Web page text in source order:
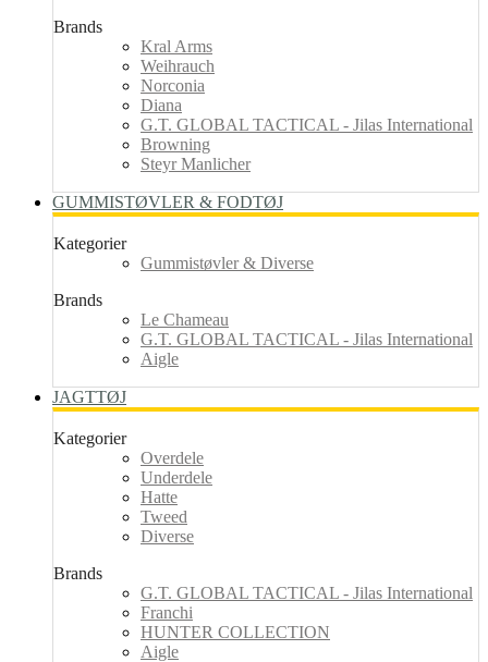
Brands
Kral Arms
Weihrauch
Norconia
Diana
G.T. GLOBAL TACTICAL - Jilas International
Browning
Steyr Manlicher
GUMMISTØVLER & FODTØJ
Kategorier
Gummistøvler & Diverse
Brands
Le Chameau
G.T. GLOBAL TACTICAL - Jilas International
Aigle
JAGTTØJ
Kategorier
Overdele
Underdele
Hatte
Tweed
Diverse
Brands
G.T. GLOBAL TACTICAL - Jilas International
Franchi
HUNTER COLLECTION
Aigle